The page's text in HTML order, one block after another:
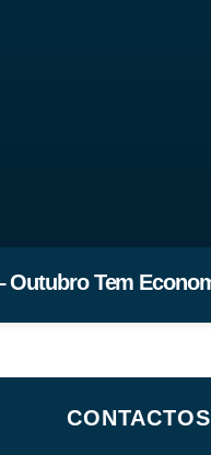
Outubro Tem
CONTACTOS